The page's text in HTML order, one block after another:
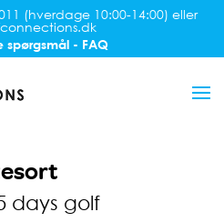
(hverdage 10:00-14:00) eller
spørgsmål - FAQ
days golf